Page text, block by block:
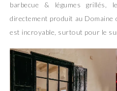
barbecue & légumes grillés,
directement produit au Domaine
est incroyable, surtout pour le